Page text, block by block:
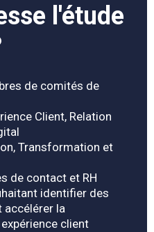
l'étude
de comités de
Client, Relation
Transformation et
de contact et RH
identifier des
accélérer la
client